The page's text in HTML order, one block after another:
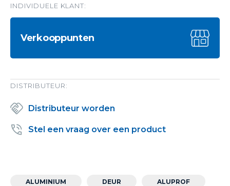
INDIVIDUELE KLANT:
Verkooppunten
DISTRIBUTEUR:
Distributeur worden
Stel een vraag over een product
ALUMINIUM DEUR ALUPROF